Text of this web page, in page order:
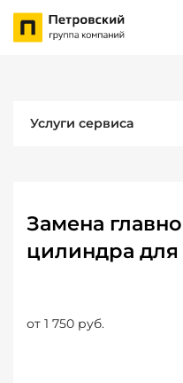
Услуги сервиса
Замена
цилиндра
от 1 750 руб.